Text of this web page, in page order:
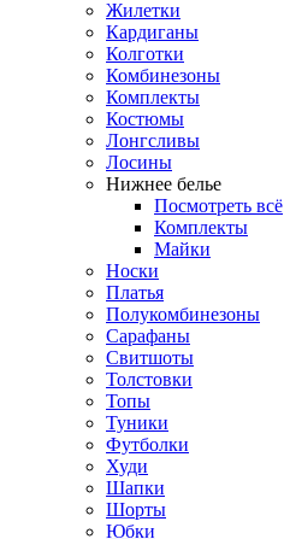
Жилетки
Кардиганы
Колготки
Комбинезоны
Комплекты
Костюмы
Лонгсливы
Лосины
Нижнее белье
Посмотреть всё
Комплекты
Майки
Носки
Платья
Полукомбинезоны
Сарафаны
Свитшоты
Толстовки
Топы
Туники
Футболки
Худи
Шапки
Шорты
Юбки